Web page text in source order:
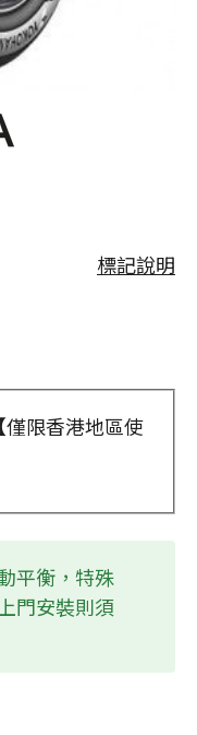
標記說明
限香港地區使
平衡，特殊
門安裝則須